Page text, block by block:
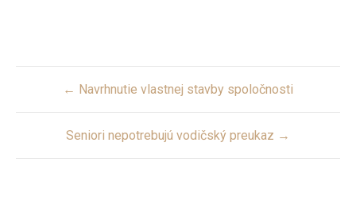
← Navrhnutie vlastnej stavby spoločnosti
Seniori nepotrebujú vodičský preukaz →